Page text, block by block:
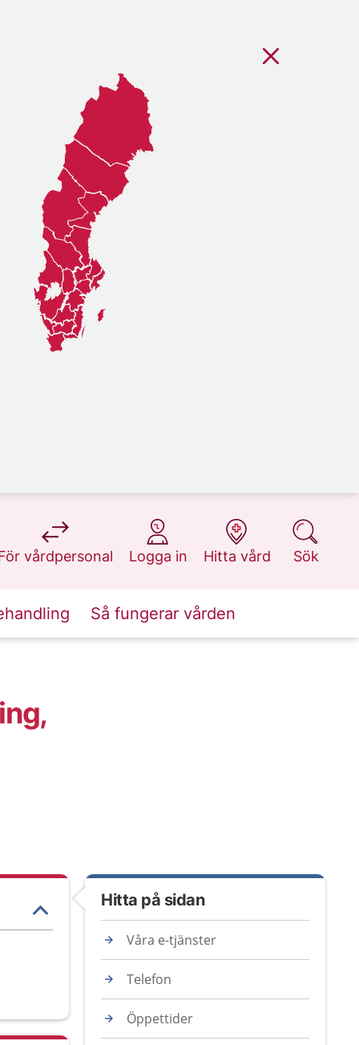
vårdpersonal
på 1177.se
Logga in
på 1177.se
Hitta vård
på 1177.se
Sök
på 1177.se
Så fungerar vården
Hitta på sidan
Våra e-tjänster
Telefon
Öppettider